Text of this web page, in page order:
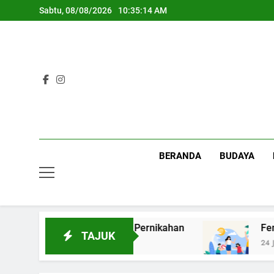
to
Sabtu, 08/08/2026 10:35:15 AM
BERANDA BUDAYA
TAJUK
Makna Pernikahan Fenomena
24 Jam Ago